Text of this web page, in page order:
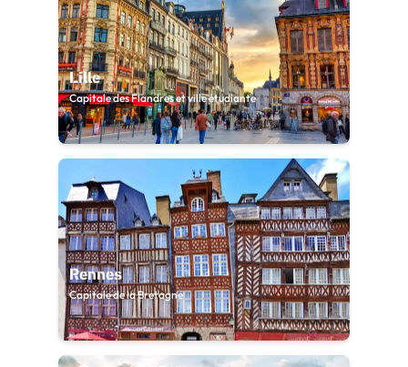
Lille
Capitale des Flandres et ville étudiante
Rennes
Capitale de la Bretagne